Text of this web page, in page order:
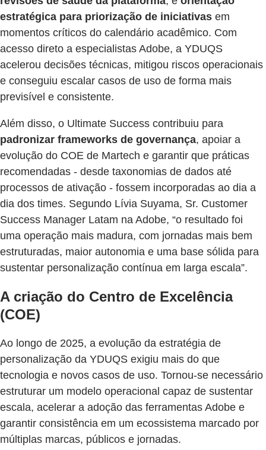
estratégica para priorização de iniciativas em
momentos críticos do calendário acadêmico. Com
acesso direto a especialistas Adobe, a YDUQS
acelerou decisões técnicas, mitigou riscos operacionais
e conseguiu escalar casos de uso de forma mais
previsível e consistente.
Além disso, o Ultimate Success contribuiu para
padronizar frameworks de governança, apoiar a
evolução do COE de Martech e garantir que práticas
recomendadas - desde taxonomias de dados até
processos de ativação - fossem incorporadas ao dia a
dia dos times. Segundo Lívia Suyama, Sr. Customer
Success Manager Latam na Adobe, “o resultado foi
uma operação mais madura, com jornadas mais bem
estruturadas, maior autonomia e uma base sólida para
sustentar personalização contínua em larga escala”.
A criação do Centro de Excelência
(COE)
Ao longo de 2025, a evolução da estratégia de
personalização da YDUQS exigiu mais do que
tecnologia e novos casos de uso. Tornou-se necessário
estruturar um modelo operacional capaz de sustentar
escala, acelerar a adoção das ferramentas Adobe e
garantir consistência em um ecossistema marcado por
múltiplas marcas, públicos e jornadas.